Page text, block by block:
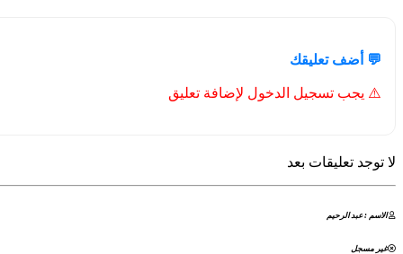
💬 أضف تعليقك
⚠️ يجب تسجيل الدخول لإضافة تعليق
لا توجد تعليقات بعد
الاسم : عبد الرحيم
غير مسجل